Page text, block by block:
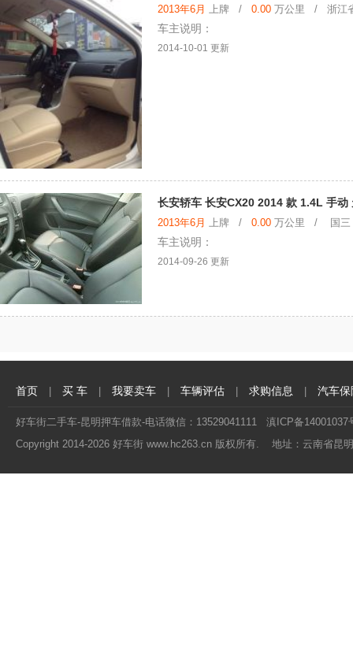
2013年6月 上牌 / 0.00 万公里 / 浙江
车主说明：
2014-10-01 更新
长安轿车 长安CX20 2014 款 1.4L 手动
2013年6月 上牌 / 0.00 万公里 / 国三
车主说明：
2014-09-26 更新
首页 买 车 我要卖车 车辆评估 求购信息 汽车保
好车街二手车-昆明押车借款-电话微信：13529041111 滇ICP备14001037
Copyright 2014-2026 好车街 www.hc263.cn 版权所有. 地址：云南省昆